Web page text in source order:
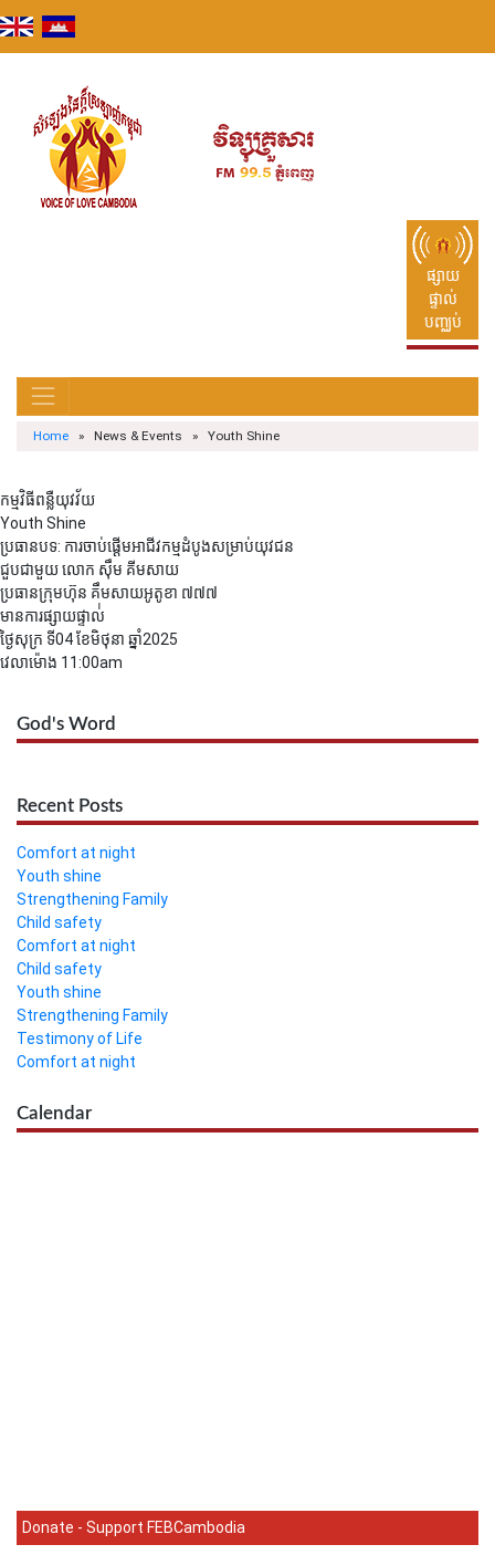
to
content
ផ្សាយ
ផ្ទាល់
បញ្ឈប់
Home » News & Events » Youth Shine
កម្មវិធីពន្លឺយុវវ័យ
Youth Shine
ប្រធានបទ: ការចាប់ផ្ដើមអាជីវកម្មដំបូងសម្រាប់យុវជន
ជួបជាមួយ លោក ស៊ឹម គីមសាយ
ប្រធានក្រុមហ៊ុន គឹមសាយអូតូខា ៧៧៧
មានការផ្សាយផ្ទាល់់
ថ្ងៃសុក្រ ទី04 ខែមិថុនា ឆ្នាំ2025
វេលាម៉ោង 11:00am
God's Word
Recent Posts
Comfort at night
Youth shine
Strengthening Family
Child safety
Comfort at night
Child safety
Youth shine
Strengthening Family
Testimony of Life
Comfort at night
Calendar
Donate - Support FEBCambodia